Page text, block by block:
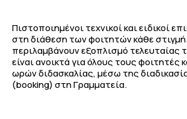
Πιστοποιημένοι τεχνικοί και ειδικοί
στη διάθεση των φοιτητών κάθε
περιλαμβάνουν εξοπλισμό τελευταίας
είναι ανοικτά για όλους τους φοιτητές
ωρών διδασκαλίας, μέσω της
(booking) στη Γραμματεία.